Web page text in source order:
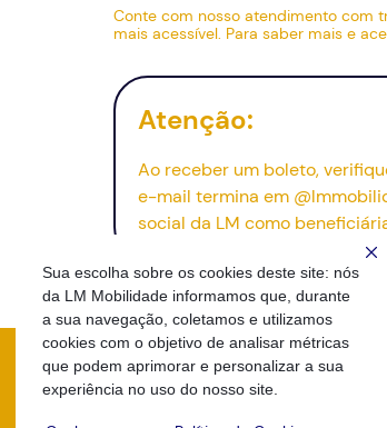
Sua escolha sobre os cookies deste site: nós
da LM Mobilidade informamos que, durante
a sua navegação, coletamos e utilizamos
cookies com o objetivo de analisar métricas
que podem aprimorar e personalizar a sua
experiência no uso do nosso site.
Conte com nosso atendimento com
mais acessível. Para saber mais e
Atenção:
Ao receber um boleto,
e-mail termina em
social da LM como